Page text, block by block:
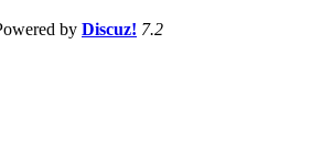
by Discuz! 7.2